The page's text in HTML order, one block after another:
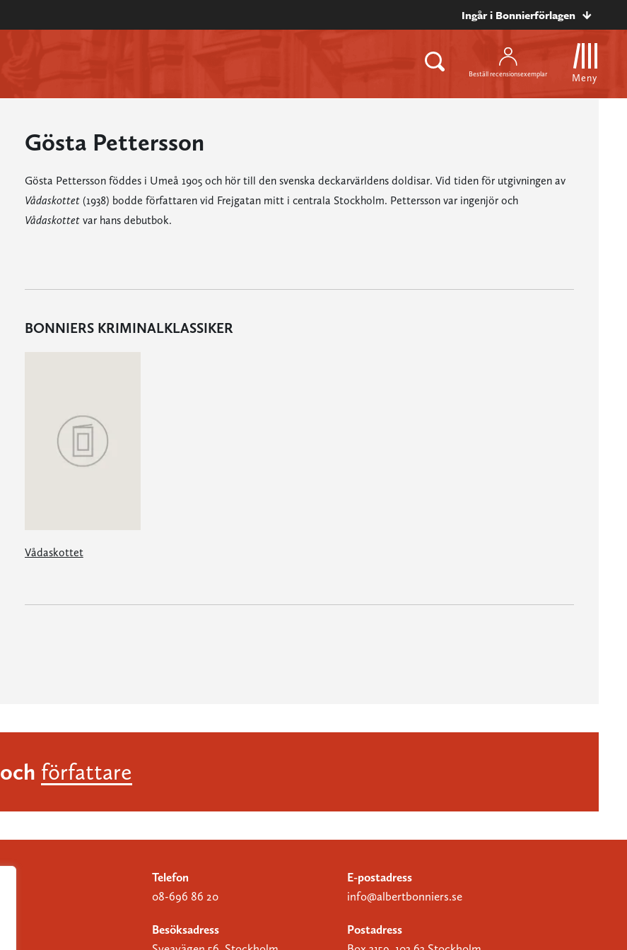
Ingår i Bonnierförlagen
Beställ recensionsexemplar Meny
Gösta Pettersson
Gösta Pettersson föddes i Umeå 1905 och hör till den svenska deckarvärldens doldisar. Vid tiden för utgivningen av
Vådaskottet(1938) bodde författaren vid Frejgatan mitt i centrala Stockholm. Pettersson var ingenjör och
Vådaskottet var hans debutbok.
BONNIERS KRIMINALKLASSIKER
Vådaskottet
och författare
Telefon
08-696 86 20
E-postadress
info@albertbonniers.se
Besöksadress
Postadress